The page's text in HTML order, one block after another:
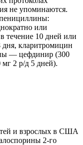
не упоминаются.
или
течение 10 дней или
кларитромицин
— цефдинир (300
2 р/д 5 дней).
и взрослых в США
2-го